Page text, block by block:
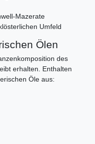
Mazerate
Umfeld
Ölen
des
erhalten. Enthalten
Öle aus: